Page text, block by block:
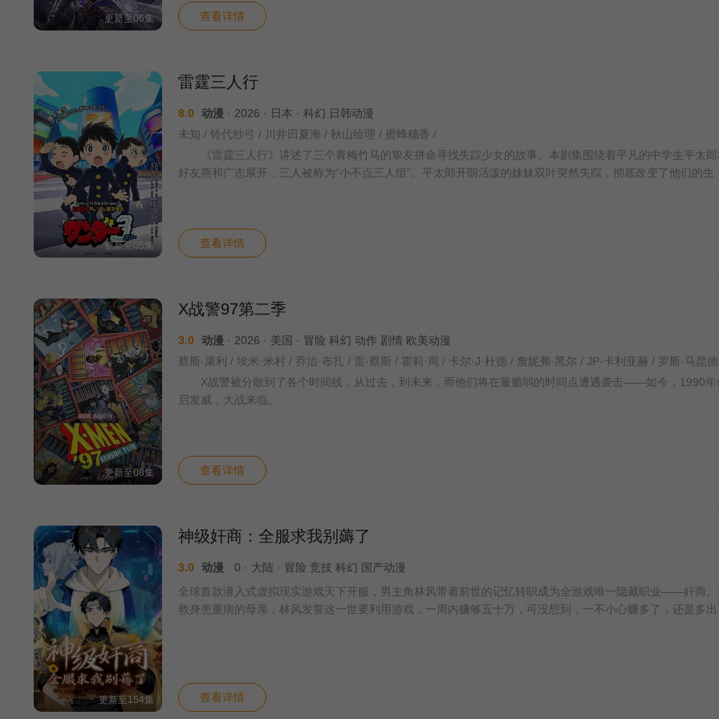
更新至06集 查看详情
更新至05集
雷霆三人行
8.0 动漫 · 2026 · 日本 · 科幻 日韩动漫
未知 / 铃代纱弓 / 川井田夏海 / 秋山绘理 / 蜜蜂穗香 /
《雷霆三人行》讲述了三个青梅竹马的挚友拼命寻找失踪少女的故事。本剧集围绕着平凡的中学生平太
好友燕和广志展开，三人被称为“小不点三人组”。平太郎开朗活泼的妹妹双叶突然失踪，彻底改变了他们的生
查看详情
更新至08集
X战警97第二季
3.0 动漫 · 2026 · 美国 · 冒险 科幻 动作 剧情 欧美动漫
X战警被分散到了各个时间线，从过去，到未来，而他们将在最脆弱的时间点遭遇袭击——如今，1990年
启发威，大战来临。
查看详情
更新至154集
神级奸商：全服求我别薅了
3.0 动漫 · 0 · 大陆 · 冒险 竞技 科幻 国产动漫
全球首款潜入式虚拟现实游戏天下开服，男主角林风带着前世的记忆转职成为全游戏唯一隐藏职业——奸商
救身患重病的母亲，林风发誓这一世要利用游戏，一周内赚够五十万，可没想到，一不小心赚多了，还是多
查看详情